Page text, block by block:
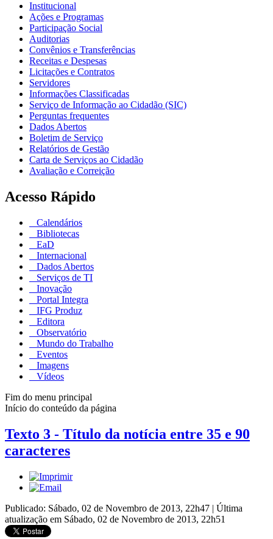
Institucional
Ações e Programas
Participação Social
Auditorias
Convênios e Transferências
Receitas e Despesas
Licitações e Contratos
Servidores
Informações Classificadas
Serviço de Informação ao Cidadão (SIC)
Perguntas frequentes
Dados Abertos
Boletim de Serviço
Relatórios de Gestão
Carta de Serviços ao Cidadão
Avaliação e Correição
Acesso Rápido
Calendários
Bibliotecas
EaD
Internacional
Dados Abertos
Serviços de TI
Inovação
Portal Integra
IFG Produz
Editora
Observatório
Mundo do Trabalho
Eventos
Imagens
Vídeos
Fim do menu principal
Início do conteúdo da página
Texto 3 - Título da notícia entre 35 e 90
caracteres
Publicado: Sábado, 02 de Novembro de 2013, 22h47 | Última
atualização em Sábado, 02 de Novembro de 2013, 22h51